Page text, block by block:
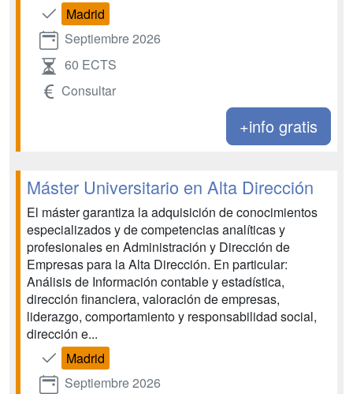
Madrid
Septiembre 2026
60 ECTS
Consultar
+info gratis
Máster Universitario en Alta Dirección
El máster garantiza la adquisición de conocimientos
especializados y de competencias analíticas y
profesionales en Administración y Dirección de
Empresas para la Alta Dirección. En particular:
Análisis de Información contable y estadística,
dirección financiera, valoración de empresas,
liderazgo, comportamiento y responsabilidad social,
dirección e...
Madrid
Septiembre 2026